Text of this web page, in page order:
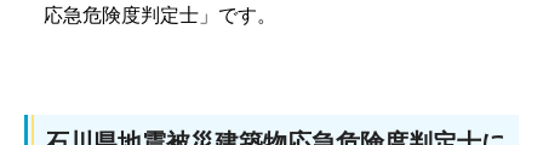
応急危険度判定士」です。